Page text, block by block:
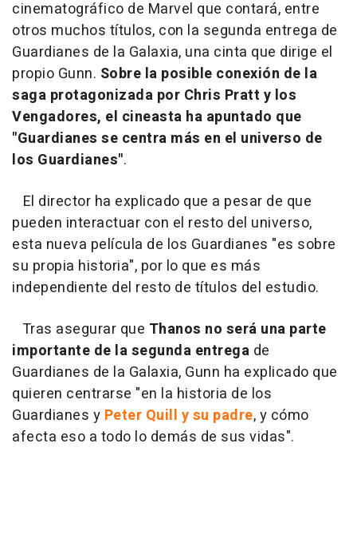
cinematográfico de Marvel que contará, entre
otros muchos títulos, con la segunda entrega de
Guardianes de la Galaxia, una cinta que dirige el
propio Gunn. Sobre la posible conexión de la
saga protagonizada por Chris Pratt y los
Vengadores, el cineasta ha apuntado que
"Guardianes se centra más en el universo de
los Guardianes".
El director ha explicado que a pesar de que
pueden interactuar con el resto del universo,
esta nueva película de los Guardianes "es sobre
su propia historia", por lo que es más
independiente del resto de títulos del estudio.
Tras asegurar que Thanos no será una parte
importante de la segunda entrega de
Guardianes de la Galaxia, Gunn ha explicado que
quieren centrarse "en la historia de los
Guardianes y Peter Quill y su padre, y cómo
afecta eso a todo lo demás de sus vidas".